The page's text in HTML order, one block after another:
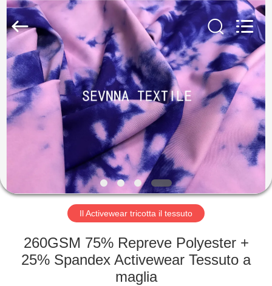
CASA
PRODOTTI
MOSTRA
CIRCA
GIRO
2026
SEVNNA
TEXTILE.
Rights
Reserved.
Il Activewear tricotta il tessuto
260GSM 75% Repreve Polyester +
25% Spandex Activewear Tessuto a
maglia